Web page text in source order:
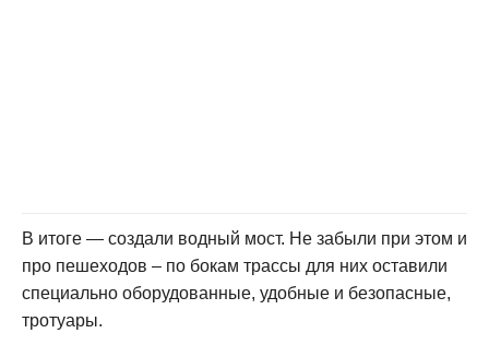
В итоге — создали водный мост. Не забыли при этом и
про пешеходов – по бокам трассы для них оставили
специально оборудованные, удобные и безопасные,
тротуары.